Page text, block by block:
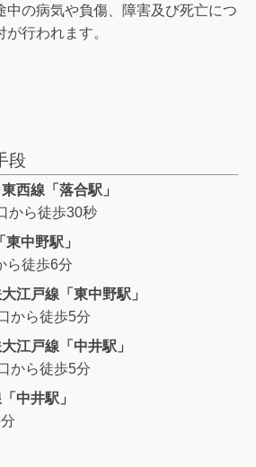
中の病気や負傷、障害及び死亡につ
行われます。
段
西線「落合駅」
から徒歩30秒
中野駅」
ら徒歩6分
江戸線「東中野駅」
から徒歩5分
江戸線「中井駅」
から徒歩5分
中井駅」